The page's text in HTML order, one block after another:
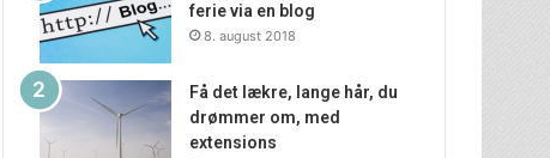
ferie via en blog
8. august 2018
Få det lækre, lange hår, du
drømmer om, med
extensions